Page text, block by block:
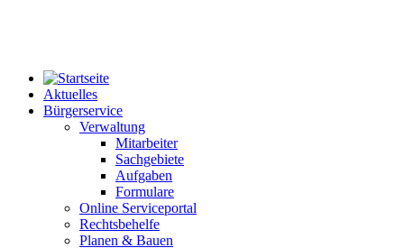
Aktuelles
Bürgerservice
Verwaltung
Mitarbeiter
Sachgebiete
Aufgaben
Formulare
Online Serviceportal
Rechtsbehelfe
Planen & Bauen